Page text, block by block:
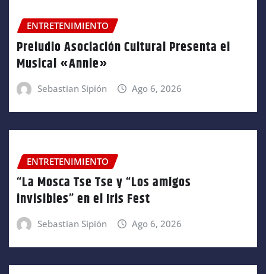
ENTRETENIMIENTO
Preludio Asociación Cultural Presenta el
Musical «Annie»
Sebastian Sipión Ago 6, 2026
ENTRETENIMIENTO
“La Mosca Tse Tse y “Los amigos
invisibles” en el Iris Fest
Sebastian Sipión Ago 6, 2026